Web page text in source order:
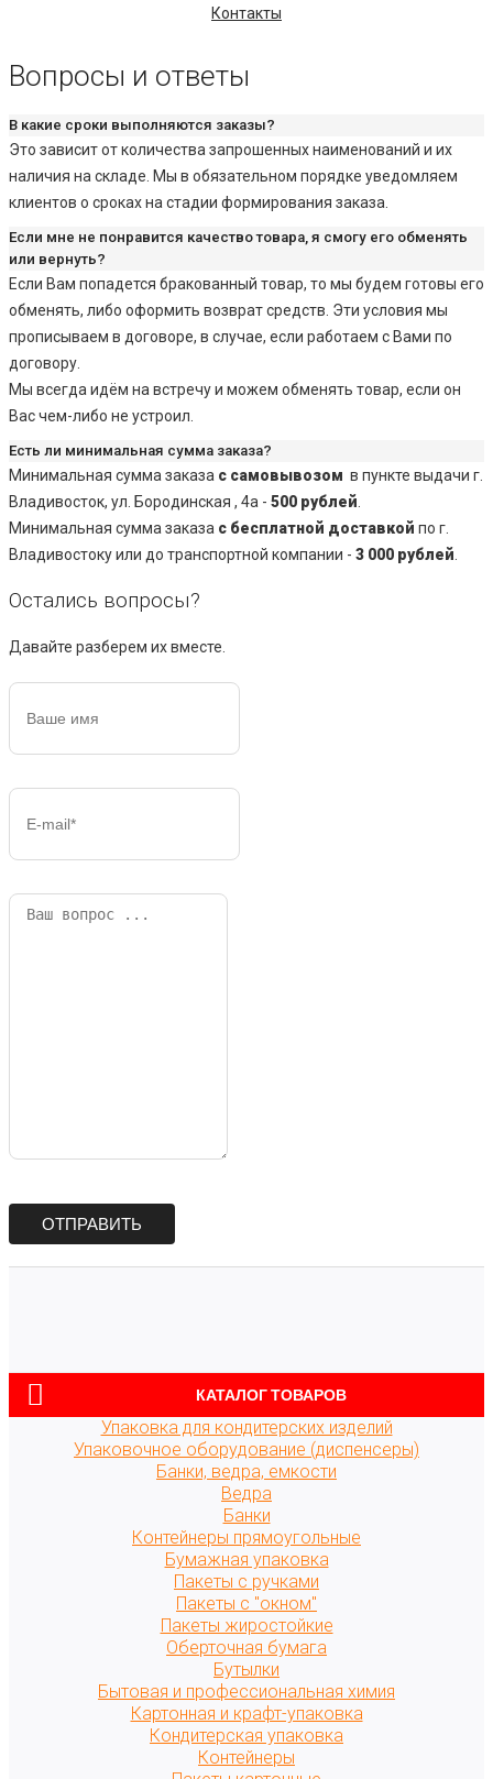
Контакты
Вопросы и ответы
В какие сроки выполняются заказы?
Это зависит от количества запрошенных наименований и их
наличия на складе. Мы в обязательном порядке уведомляем
клиентов о сроках на стадии формирования заказа.
Если мне не понравится качество товара, я смогу его обменять
или вернуть?
Если Вам попадется бракованный товар, то мы будем готовы его
обменять, либо оформить возврат средств. Эти условия мы
прописываем в договоре, в случае, если работаем с Вами по
договору.
Мы всегда идём на встречу и можем обменять товар, если он
Вас чем-либо не устроил.
Есть ли минимальная сумма заказа?
Минимальная сумма заказа с самовывозом в пункте выдачи г.
Владивосток, ул. Бородинская , 4а - 500 рублей
Минимальная сумма заказа с бесплатной доставкой по г.
Владивостоку или до транспортной компании - 3 000 рублей
Остались вопросы?
Давайте разберем их вместе.
КАТАЛОГ ТОВАРОВ
Упаковка для кондитерских изделий
Упаковочное оборудование (диспенсеры)
Банки, ведра, емкости
Ведра
Банки
Контейнеры прямоугольные
Бумажная упаковка
Пакеты с ручками
Пакеты с "окном"
Пакеты жиростойкие
Оберточная бумага
Бутылки
Бытовая и профессиональная химия
Картонная и крафт-упаковка
Кондитерская упаковка
Контейнеры